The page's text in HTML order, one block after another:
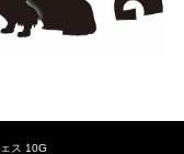
ス 10G